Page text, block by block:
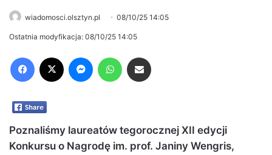
wiadomosci.olsztyn.pl 08/10/25 14:05
Ostatnia modyfikacja: 08/10/25 14:05
Poznaliśmy laureatów tegorocznej XII edycji
Konkursu o Nagrodę im. prof. Janiny Wengris,